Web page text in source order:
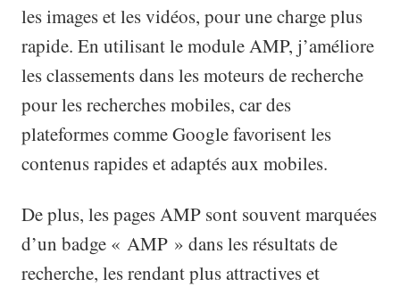
les images et les vidéos, pour une charge plus
rapide. En utilisant le module AMP, j’améliore
les classements dans les moteurs de recherche
pour les recherches mobiles, car des
plateformes comme Google favorisent les
contenus rapides et adaptés aux mobiles.
De plus, les pages AMP sont souvent marquées
d’un badge « AMP » dans les résultats de
recherche, les rendant plus attractives et